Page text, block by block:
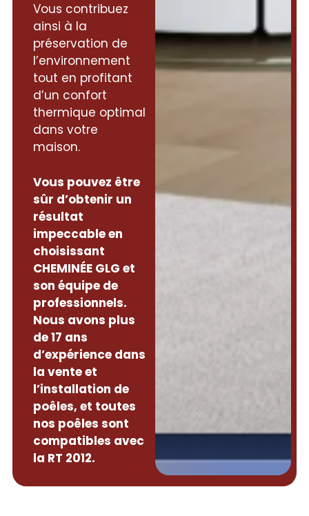
Vous contribuez
ainsi à la
préservation de
l’environnement
tout en profitant
d’un confort
thermique optimal
dans votre
maison.
Vous pouvez être
sûr d’obtenir un
résultat
impeccable en
choisissant
CHEMINÉE GLG et
son équipe de
professionnels.
Nous avons plus
de 17 ans
d’expérience dans
la vente et
l’installation de
poêles, et toutes
nos poêles sont
compatibles avec
la RT 2012.